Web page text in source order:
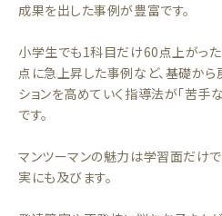
成果を出した事例が豊富です。
小学生でも1科目だけ60点上がっ
点に急上昇した事例など、基礎か
ションを高めていく指導法が「苦手
です。
マンツーマンの魅力は学習面だけ
実にも及びます。